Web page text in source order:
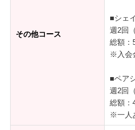
その他コース
■シェ
週2回
総額：
※入会
■ペア
週2回
総額：
※一人